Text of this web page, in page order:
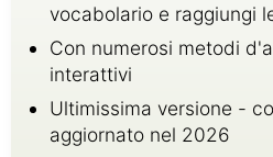
vocabolario e raggiungi
Con numerosi metodi
interattivi
Ultimissima versione -
aggiornato nel 2026